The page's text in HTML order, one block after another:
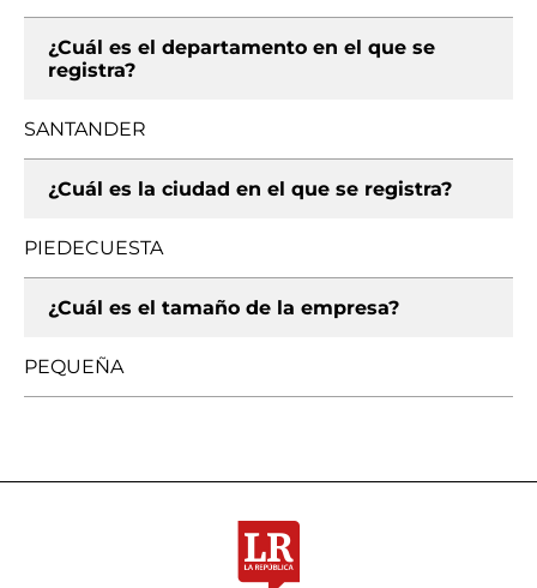
¿Cuál es el departamento en el que se
registra?
SANTANDER
¿Cuál es la ciudad en el que se registra?
PIEDECUESTA
¿Cuál es el tamaño de la empresa?
PEQUEÑA